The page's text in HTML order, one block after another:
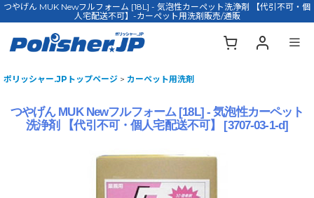
つやげん MUK Newフルフォーム [18L] - 気泡性カーペット洗浄剤 【代引不可・個
人宅配送不可】-カーペット用洗剤販売/通販
ポリッシャー.JPトップページ > カーペット用洗剤
つやげん MUK Newフルフォーム [18L] - 気泡性カーペット
洗浄剤 【代引不可・個人宅配送不可】
[3707-03-1-d]